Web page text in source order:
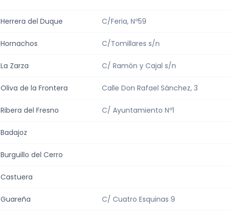
Herrera del Duque C/Feria, Nº59
Hornachos C/Tomillares s/n
La Zarza C/ Ramón y Cajal s/n
Oliva de la Frontera Calle Don Rafael Sánchez, 3
Ribera del Fresno C/ Ayuntamiento Nº1
Badajoz
Burguillo del Cerro
Castuera
Guareña C/ Cuatro Esquinas 9